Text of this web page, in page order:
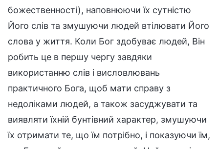
божественності), наповнюючи їх сутністю
Його слів та змушуючи людей втілювати Його
слова у життя. Коли Бог здобуває людей, Він
робить це в першу чергу завдяки
використанню слів і висловлювань
практичного Бога, щоб мати справу з
недоліками людей, а також засуджувати та
виявляти їхній бунтівний характер, змушуючи
їх отримати те, що їм потрібно, і показуючи їм,